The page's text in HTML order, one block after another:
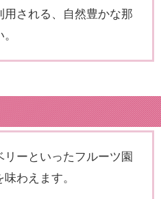
される、自然豊かな那
ーといったフルーツ園
わえます。